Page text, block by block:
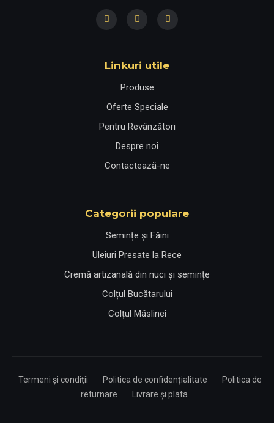
Linkuri utile
Produse
Oferte Speciale
Pentru Revânzători
Despre noi
Contactează-ne
Categorii populare
Semințe și Făini
Uleiuri Presate la Rece
Cremă artizanală din nuci și semințe
Colțul Bucătarului
Colțul Măslinei
Termeni și condiții Politica de confidențialitate
Politica de
returnare
Livrare și plata